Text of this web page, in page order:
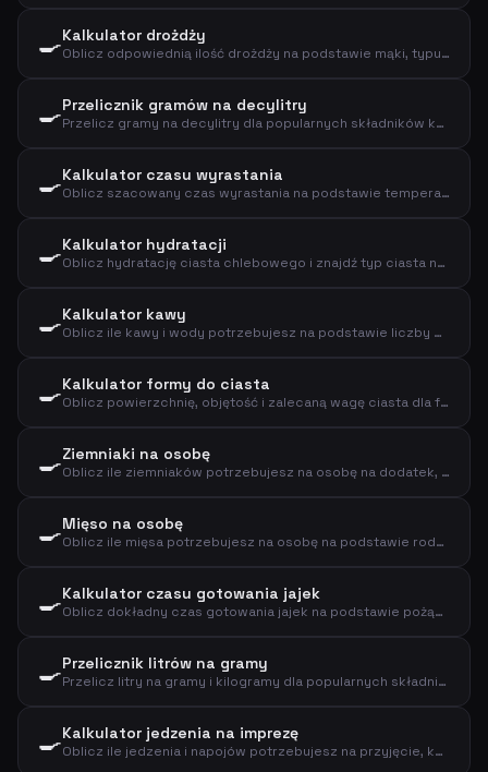
🍳Kalkulator drożdży
Oblicz odpowiednią ilość drożdży na podstawie mąki, typu drożdży i czasu wyrastania
🍳Przelicznik gramów na decylitry
Przelicz gramy na decylitry dla popularnych składników kuchennych
🍳Kalkulator czasu wyrastania
Oblicz szacowany czas wyrastania na podstawie temperatury, ilości drożdży i mąki
🍳Kalkulator hydratacji
Oblicz hydratację ciasta chlebowego i znajdź typ ciasta na podstawie mąki i wody
🍳Kalkulator kawy
Oblicz ile kawy i wody potrzebujesz na podstawie liczby filiżanek i mocy
🍳Kalkulator formy do ciasta
Oblicz powierzchnię, objętość i zalecaną wagę ciasta dla formy
🍳Ziemniaki na osobę
Oblicz ile ziemniaków potrzebujesz na osobę na dodatek, puree lub pieczone ziemniaki
🍳Mięso na osobę
Oblicz ile mięsa potrzebujesz na osobę na podstawie rodzaju mięsa i sposobu przygotowania
🍳Kalkulator czasu gotowania jajek
Oblicz dokładny czas gotowania jajek na podstawie pożądanej konsystencji, rozmiaru i temperatury początkowej
🍳Przelicznik litrów na gramy
Przelicz litry na gramy i kilogramy dla popularnych składników kuchennych
🍳Kalkulator jedzenia na imprezę
Oblicz ile jedzenia i napojów potrzebujesz na przyjęcie, kolację lub lunch